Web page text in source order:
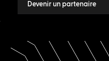
Devenir un partenaire